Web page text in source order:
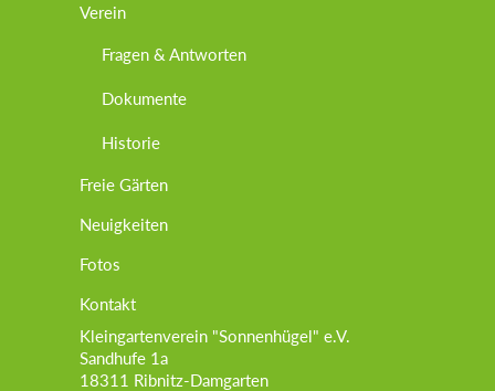
Verein
Fragen & Antworten
Dokumente
Historie
Freie Gärten
Neuigkeiten
Fotos
Kontakt
Kleingartenverein "Sonnenhügel" e.V.
Sandhufe 1a
18311 Ribnitz-Damgarten